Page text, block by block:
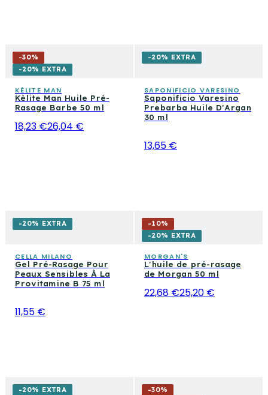
-30%
-20% EXTRA
KÈLITE MAN
Kèlite Man Huile Pré-
Rasage Barbe 50 ml
18,23 €26,04 €
-20% EXTRA
SAPONIFICIO VARESINO
Saponificio Varesino
Prebarba Huile D'Argan
30 ml
13,65 €
-20% EXTRA
CELLA MILANO
Gel Pré-Rasage Pour
Peaux Sensibles À La
Provitamine B 75 ml
11,55 €
-10%
-20% EXTRA
MORGAN'S
L'huile de pré-rasage
de Morgan 50 ml
22,68 €25,20 €
-20% EXTRA -30%